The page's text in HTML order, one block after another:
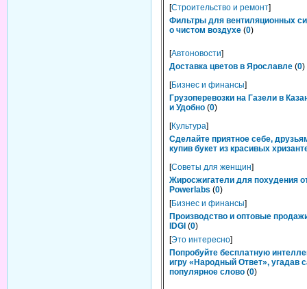
[Строительство и ремонт]
Фильтры для вентиляционных
о чистом воздухе (0)
[Автоновости]
Доставка цветов в Ярославле (0)
[Бизнес и финансы]
Грузоперевозки на Газели в
и Удобно (0)
[Культура]
Сделайте приятное себе,
купив букет из красивых
[Советы для женщин]
Жиросжигатели для похудения
Powerlabs (0)
[Бизнес и финансы]
Производство и оптовые
IDGI (0)
[Это интересно]
Попробуйте бесплатную
игру «Народный Ответ», угадав
популярное слово (0)